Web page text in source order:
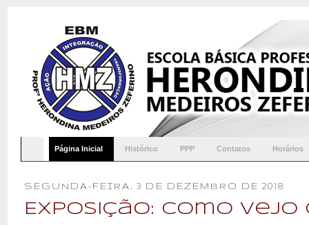
Página Inicial Histórico PPP Contatos Horários
SEGUNDA-FEIRA, 3 DE DEZEMBRO DE 2018
Exposição: Como vejo